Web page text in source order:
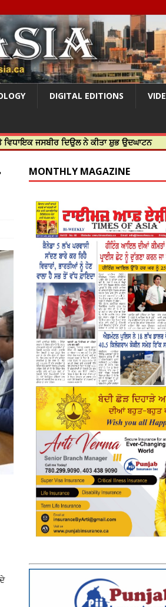
DIGITAL EDITIONS
ਦਿਉਲ ਨੇ ਕੀਤਾ ਸ਼ੁਭ ਉਦਘਾਟਨ ਸੱਚਖੰਡ
MONTHLY MAGAZINE